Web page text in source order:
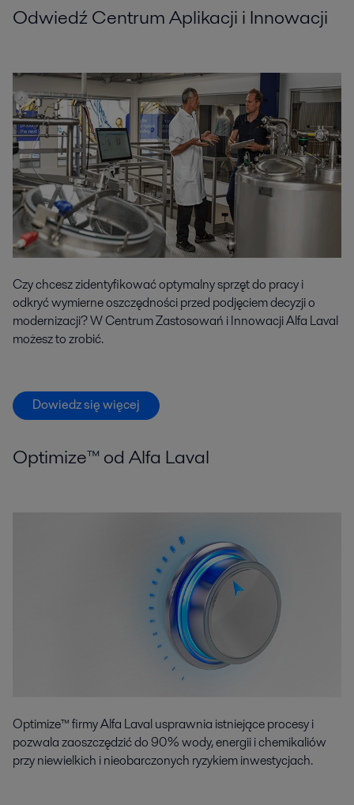
Odwiedź Centrum Aplikacji i Innowacji
Czy chcesz zidentyfikować optymalny sprzęt do pracy i
odkryć wymierne oszczędności przed podjęciem decyzji o
modernizacji? W Centrum Zastosowań i Innowacji Alfa Laval
możesz to zrobić.
Dowiedz się więcej
Optimize™ od Alfa Laval
Optimize™ firmy Alfa Laval usprawnia istniejące procesy i
pozwala zaoszczędzić do 90% wody, energii i chemikaliów
przy niewielkich i nieobarczonych ryzykiem inwestycjach.